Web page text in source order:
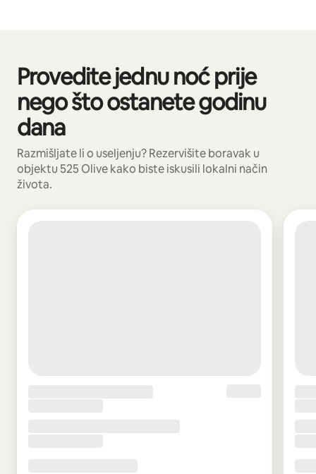
Provedite jednu noć prije
nego što ostanete godinu
dana
Razmišljate li o useljenju? Rezervišite boravak u
objektu 525 Olive kako biste iskusili lokalni način
života.
Prikazano 0 od 0 stavki